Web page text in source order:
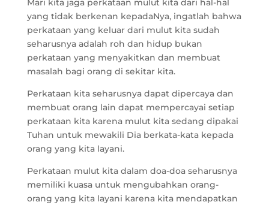
Mari kita jaga perkataan mulut kita dari hal-hal
yang tidak berkenan kepadaNya, ingatlah bahwa
perkataan yang keluar dari mulut kita sudah
seharusnya adalah roh dan hidup bukan
perkataan yang menyakitkan dan membuat
masalah bagi orang di sekitar kita.
Perkataan kita seharusnya dapat dipercaya dan
membuat orang lain dapat mempercayai setiap
perkataan kita karena mulut kita sedang dipakai
Tuhan untuk mewakili Dia berkata-kata kepada
orang yang kita layani.
Perkataan mulut kita dalam doa-doa seharusnya
memiliki kuasa untuk mengubahkan orang-
orang yang kita layani karena kita mendapatkan